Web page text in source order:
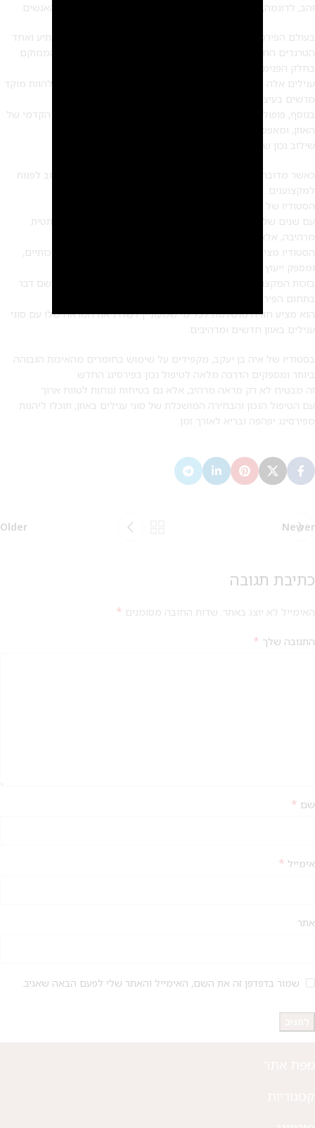
זהב, לדוגמה, הוא לא רק יפה אלא גם היפואלרגני ומתאים לרוב האנשים.
בעולם הפירסינג סוגי העגילים לאוזניים ממשיכים להתחדש ולהפתיע ואחד
הטרנדים החמים ביותר כיום הוא שימוש בעגילי קונץ' – פירסינג הממוקם
בחלק הפנימי של האוזן.
עגילים אלה מאפשרים שילוב של אלמנטים גדולים יותר ויכולים להוות מוקד
מרשים בעיצוב האוזן.
בנוסף, פופולריות רבה צוברים גם עגילי טרגוס, הממוקמים בחלק הקדמי של
האוזן, ומאפשרים שילוב של עגילים עדינים ומינימליסטיים.
שילוב נכון של עגילים אלה יכול ליצור מראה מודרני ומתוחכם.
כאשר מדובר בביצוע פירסינג באוזן ובחירת סוגי עגילים באוזן, חשוב לפנות
למקצוענים.
הסטודיו של איה בן יעקב הוא המקום המושלם לכך.
עם שנים של ניסיון וידע מקצועי, איה מבטיחה לא רק תוצאה אסתטית
מרהיבה, אלא גם תהליך בטוח והיגייני.
הסטודיו מציע מגוון רחב של סוגי עגילים באוזן, כולל עגילי זהב איכותיים,
ומספק ייעוץ אישי להתאמת הפירסינג המושלם לכל לקוח.
בזכות המקצועיות והיחס האישי, הסטודיו של איה בן יעקב הפך לשם דבר
בתחום הפירסינג.
הוא מציע חוויה מושלמת לכל מי שמעוניין לשדרג את המראה שלו עם סוגי
עגילים באוזן חדשים ומרהיבים.
בסטודיו של איה בן יעקב, מקפידים על שימוש בחומרים מהאיכות הגבוהה
ביותר ומספקים הדרכה מלאה לטיפול נכון בפירסינג החדש.
זה מבטיח לא רק מראה מרהיב, אלא גם בטיחות ונוחות לטווח ארוך.
עם הטיפול הנכון והבחירה המושכלת של סוגי עגילים באוזן, תוכלו ליהנות
מפירסינג יפהפה ובריא לאורך זמן.
Newer
Older
כתיבת תגובה
האימייל לא יוצג באתר. שדות החובה מסומנים *
התגובה שלך *
שם *
אימייל *
אתר
שמור בדפדפן זה את השם, האימייל והאתר שלי לפעם הבאה שאגיב.
2
אזניים